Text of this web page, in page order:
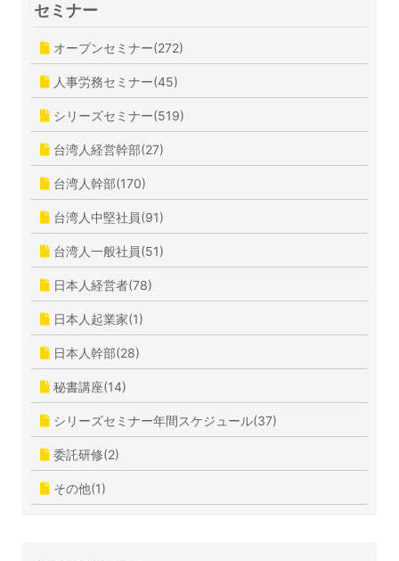
セミナー
オープンセミナー(272)
人事労務セミナー(45)
シリーズセミナー(519)
台湾人経営幹部(27)
台湾人幹部(170)
台湾人中堅社員(91)
台湾人一般社員(51)
日本人経営者(78)
日本人起業家(1)
日本人幹部(28)
秘書講座(14)
シリーズセミナー年間スケジュール(37)
委託研修(2)
その他(1)